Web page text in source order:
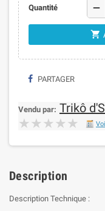
Quantité remove

PARTAGER
Vendu par: Trikô
★★★★★
★★★★★
Description
Description Technique :